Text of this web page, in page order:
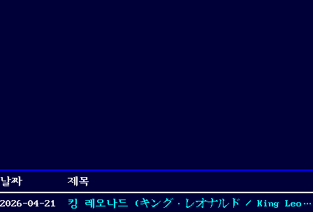
날짜
제목
2026-04-21
킹 레오나드 (キング・レオナルド / King Leonard)